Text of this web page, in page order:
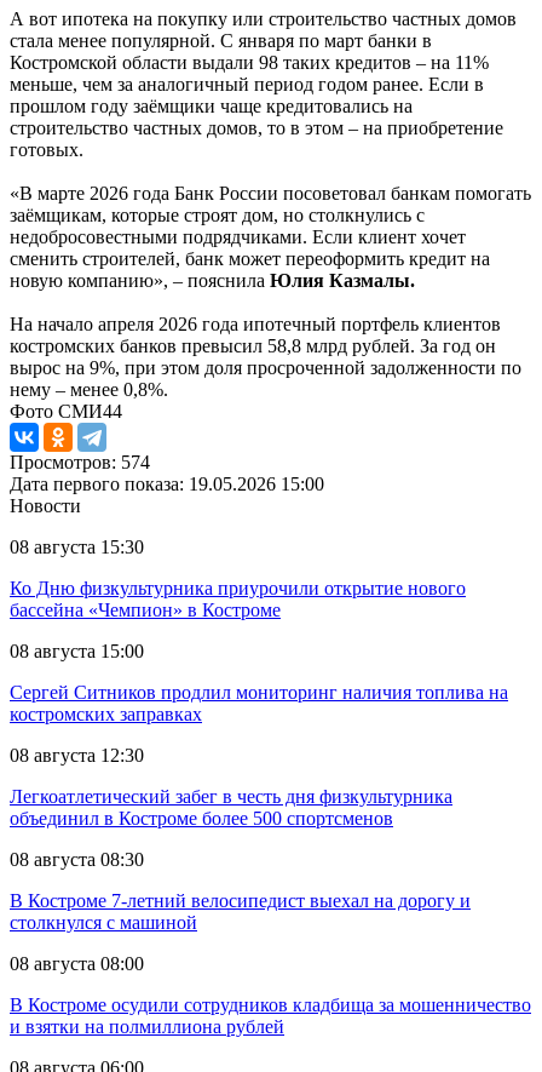
А вот ипотека на покупку или строительство частных домов
стала менее популярной. С января по март банки в
Костромской области выдали 98 таких кредитов – на 11%
меньше, чем за аналогичный период годом ранее. Если в
прошлом году заёмщики чаще кредитовались на
строительство частных домов, то в этом – на приобретение
готовых.
«В марте 2026 года Банк России посоветовал банкам помогать
заёмщикам, которые строят дом, но столкнулись с
недобросовестными подрядчиками. Если клиент хочет
сменить строителей, банк может переоформить кредит на
новую компанию», – пояснила Юлия Казмалы.
На начало апреля 2026 года ипотечный портфель клиентов
костромских банков превысил 58,8 млрд рублей. За год он
вырос на 9%, при этом доля просроченной задолженности по
нему – менее 0,8%.
Фото СМИ44
Просмотров: 574
Дата первого показа: 19.05.2026 15:00
Новости
08 августа 15:30
Ко Дню физкультурника приурочили открытие нового
бассейна «Чемпион» в Костроме
08 августа 15:00
Сергей Ситников продлил мониторинг наличия топлива на
костромских заправках
08 августа 12:30
Легкоатлетический забег в честь дня физкультурника
объединил в Костроме более 500 спортсменов
08 августа 08:30
В Костроме 7-летний велосипедист выехал на дорогу и
столкнулся с машиной
08 августа 08:00
В Костроме осудили сотрудников кладбища за мошенничество
и взятки на полмиллиона рублей